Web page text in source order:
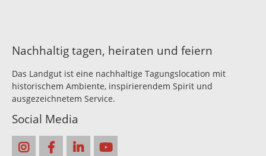
Nachhaltig tagen, heiraten und feiern
Das Landgut ist eine nachhaltige Tagungslocation mit
historischem Ambiente, inspirierendem Spirit und
ausgezeichnetem Service.
Social Media